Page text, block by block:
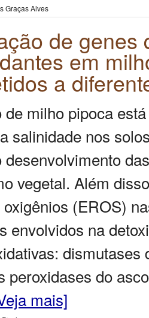
Graças Alves
de genes
em
a
de milho pipoca
salinidade nos
desenvolvimento
vegetal. Além
(EROS)
envolvidos na
peroxidases do
mais]